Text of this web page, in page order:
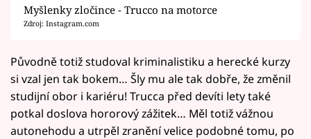
Myšlenky zločince - Trucco na motorce
Zdroj: Instagram.com
Původně totiž studoval kriminalistiku a herecké kurzy
si vzal jen tak bokem… Šly mu ale tak dobře, že změnil
studijní obor i kariéru! Trucca před devíti lety také
potkal doslova hororový zážitek… Měl totiž vážnou
autonehodu a utrpěl zranění velice podobné tomu, po